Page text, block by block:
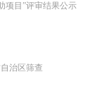
项目”评审结果公示
治区筛查